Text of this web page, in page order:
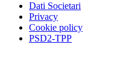
Dati Societari
Privacy
Cookie policy
PSD2-TPP